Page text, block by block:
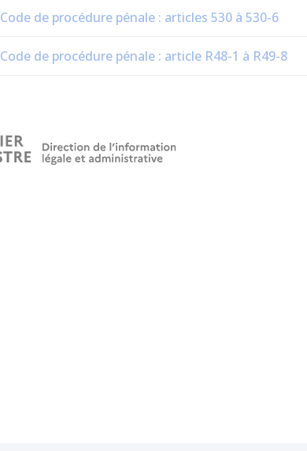
Code de procédure pénale : articles 530 à 530-6
Code de procédure pénale : article R48-1 à R49-8